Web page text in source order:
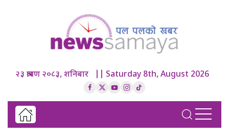
२३ श्रावण २०८३, शनिबार || Saturday 8th, August 2026